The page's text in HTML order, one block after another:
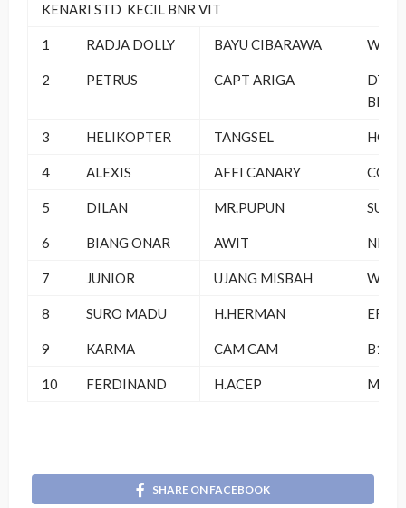
KENARI STD KECIL BNR VIT
1 RADJA DOLLY BAYU CIBARAWA WINS
2 PETRUS CAPT ARIGA
DT
3 HELIKOPTER TANGSEL HOU
4 ALEXIS AFFI CANARY
5 DILAN MR.PUPUN
6 BIANG ONAR AWIT
7 JUNIOR UJANG MISBAH WINS
8 SURO MADU H.HERMAN
9 KARMA CAM CAM B16
10 FERDINAND H.ACEP
SHARE ON FACEBOOK